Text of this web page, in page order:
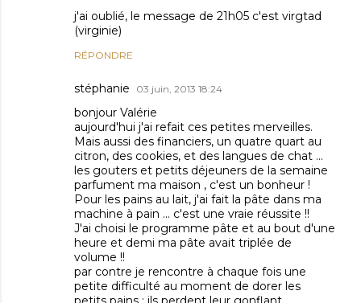
j'ai oublié, le message de 21h05 c'est virgtad
(virginie)
RÉPONDRE
stéphanie 03 juin, 2013 18:24
bonjour Valérie
aujourd'hui j'ai refait ces petites merveilles.
Mais aussi des financiers, un quatre quart au
citron, des cookies, et des langues de chat ...
les gouters et petits déjeuners de la semaine
parfument ma maison , c'est un bonheur !
Pour les pains au lait, j'ai fait la pâte dans ma
machine à pain ... c'est une vraie réussite !!
J'ai choisi le programme pâte et au bout d'une
heure et demi ma pâte avait triplée de
volume !!
par contre je rencontre à chaque fois une
petite difficulté au moment de dorer les